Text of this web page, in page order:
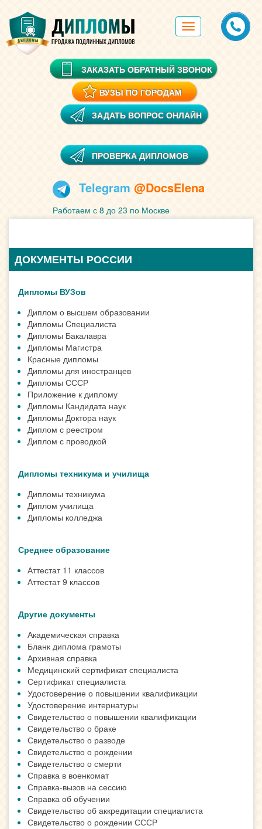
Toggle
navigation
ЗАКАЗАТЬ ОБРАТНЫЙ ЗВОНОК
ВУЗЫ ПО ГОРОДАМ
ЗАДАТЬ ВОПРОС ОНЛАЙН
ПРОВЕРКА ДИПЛОМОВ
Telegram @DocsElena
Работаем с 8 до 23 по Москве
ДОКУМЕНТЫ РОССИИ
Дипломы ВУЗов
Диплом о высшем образовании
Дипломы Cпециалиста
Дипломы Бакалавра
Дипломы Магистра
Красные дипломы
Дипломы для иностранцев
Дипломы СССР
Приложение к диплому
Дипломы Кандидата наук
Дипломы Доктора наук
Диплом с реестром
Диплом с проводкой
Дипломы техникума и училища
Дипломы техникума
Диплом училища
Дипломы колледжа
Среднее образование
Аттестат 11 классов
Аттестат 9 классов
Другие документы
Академическая справка
Бланк диплома грамоты
Архивная справка
Медицинский сертификат специалиста
Сертификат специалиста
Удостоверение о повышении квалификации
Удостоверение интернатуры
Свидетельство о повышении квалификации
Свидетельство о браке
Свидетельство о разводе
Свидетельство о рождении
Свидетельство о смерти
Справка в военкомат
Справка-вызов на сессию
Справка об обучении
Свидетельство об аккредитации специалиста
Свидетельство о рождении СССР